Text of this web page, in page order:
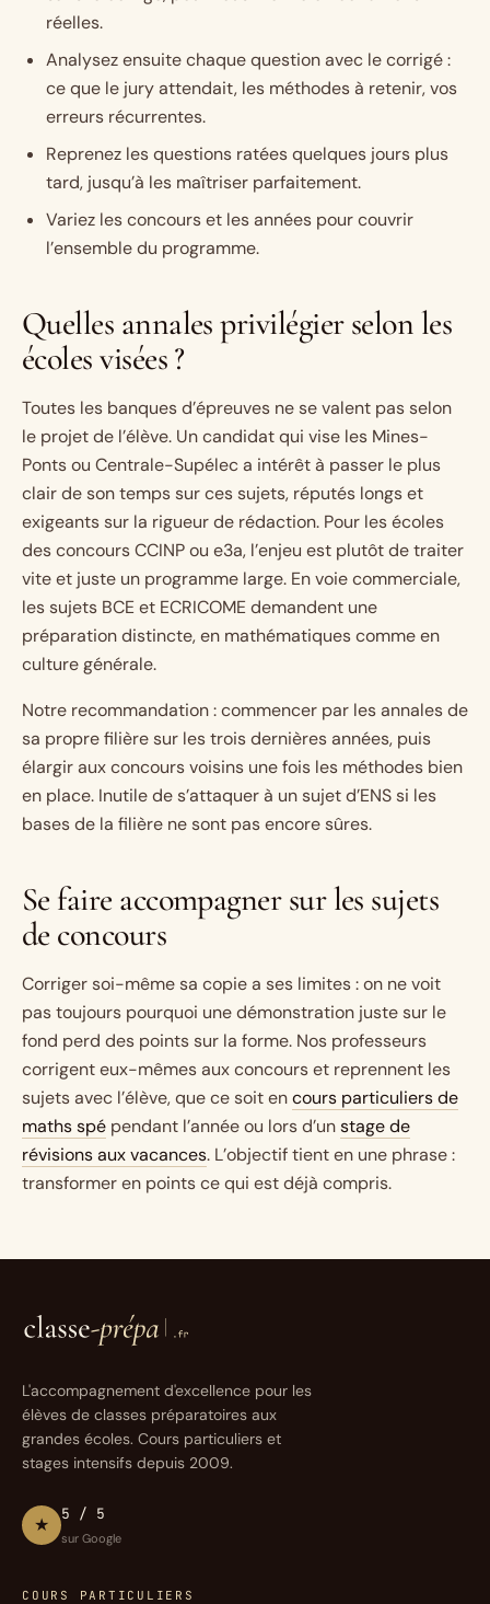
réelles.
Analysez ensuite chaque question avec le corrigé :
ce que le jury attendait, les méthodes à retenir, vos
erreurs récurrentes.
Reprenez les questions ratées quelques jours plus
tard, jusqu’à les maîtriser parfaitement.
Variez les concours et les années pour couvrir
l’ensemble du programme.
Quelles annales privilégier selon les
écoles visées ?
Toutes les banques d’épreuves ne se valent pas selon
le projet de l’élève. Un candidat qui vise les Mines-
Ponts ou Centrale-Supélec a intérêt à passer le plus
clair de son temps sur ces sujets, réputés longs et
exigeants sur la rigueur de rédaction. Pour les écoles
des concours CCINP ou e3a, l’enjeu est plutôt de traiter
vite et juste un programme large. En voie commerciale,
les sujets BCE et ECRICOME demandent une
préparation distincte, en mathématiques comme en
culture générale.
Notre recommandation : commencer par les annales de
sa propre filière sur les trois dernières années, puis
élargir aux concours voisins une fois les méthodes bien
en place. Inutile de s’attaquer à un sujet d’ENS si les
bases de la filière ne sont pas encore sûres.
Se faire accompagner sur les sujets
de concours
Corriger soi-même sa copie a ses limites : on ne voit
pas toujours pourquoi une démonstration juste sur le
fond perd des points sur la forme. Nos professeurs
corrigent eux-mêmes aux concours et reprennent les
sujets avec l’élève, que ce soit encours particuliers de
maths spé pendant l’année ou lors d’unstage de
révisions aux vacances. L’objectif tient en une phrase :
transformer en points ce qui est déjà compris.
L'accompagnement d'excellence pour les
élèves de classes préparatoires aux
grandes écoles. Cours particuliers et
stages intensifs depuis 2009.
★ 5 / 5
sur Google
COURS PARTICULIERS